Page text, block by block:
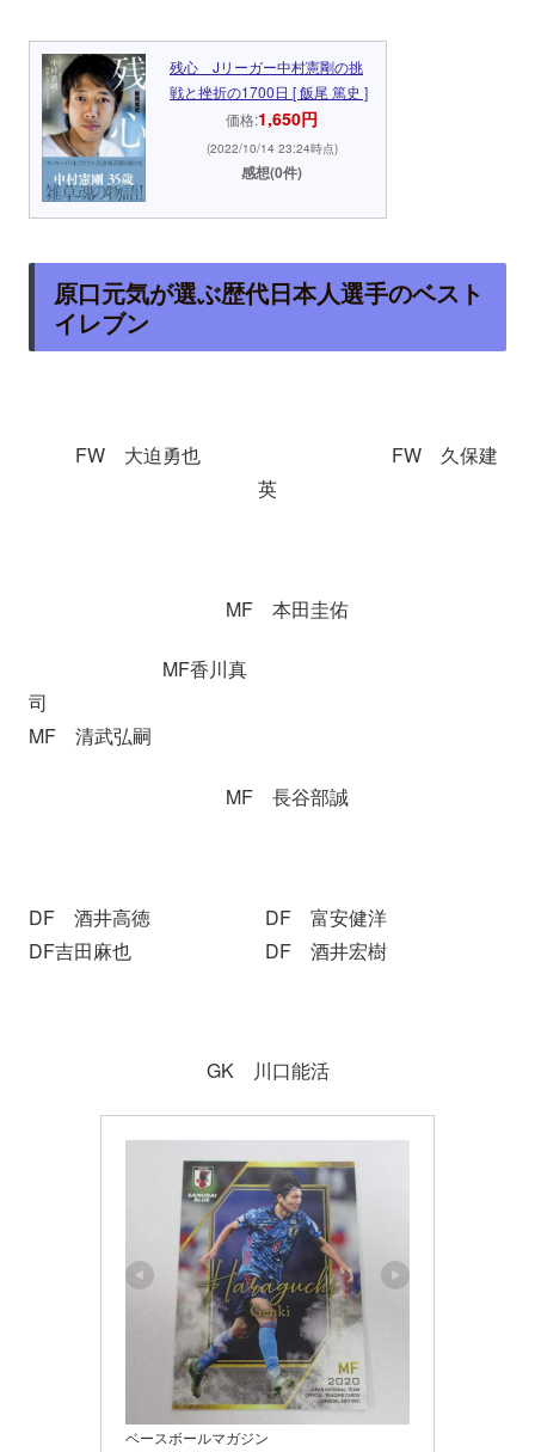
残心 Jリーガー中村憲剛の挑
戦と挫折の1700日 [ 飯尾 篤史 ]
価格:1,650円
(2022/10/14 23:24時点)
感想(0件)
原口元気が選ぶ歴代日本人選手のベスト
イレブン
FW 大迫勇也 FW 久保建
英
MF 本田圭佑
MF香川真
司
MF 清武弘嗣
MF 長谷部誠
DF 酒井高徳 DF 富安健洋
DF吉田麻也 DF 酒井宏樹
GK 川口能活
ベースボールマガジン